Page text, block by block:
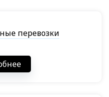
перевозки